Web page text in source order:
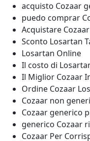
acquisto Cozaar
puedo comprar
Acquistare
Sconto Losartan
Losartan Online
Il costo di
Il Miglior Cozaar
Ordine Cozaar
Cozaar non
Cozaar generico
generico Cozaar
Cozaar Per